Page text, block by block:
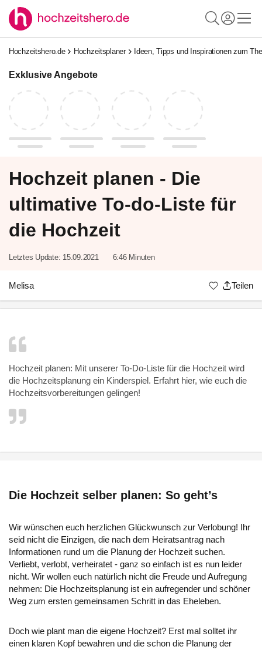
Hochzeitshero.de Hochzeitsplaner Ideen, Tipps und Inspirationen zum
Exklusive Angebote
Hochzeit planen - Die
ultimative To-do-Liste für
die Hochzeit
Letztes Update: 15.09.2021 6:46 Minuten
Melisa Teilen
Hochzeit planen: Mit unserer To-Do-Liste für die Hochzeit wird
die Hochzeitsplanung ein Kinderspiel. Erfahrt hier, wie euch die
Hochzeitsvorbereitungen gelingen!
Die Hochzeit selber planen: So geht’s
Wir wünschen euch herzlichen Glückwunsch zur Verlobung! Ihr
seid nicht die Einzigen, die nach dem Heiratsantrag nach
Informationen rund um die Planung der Hochzeit suchen.
Verliebt, verlobt, verheiratet - ganz so einfach ist es nun leider
nicht. Wir wollen euch natürlich nicht die Freude und Aufregung
nehmen: Die Hochzeitsplanung ist ein aufregender und schöner
Weg zum ersten gemeinsamen Schritt in das Eheleben.
Doch wie plant man die eigene Hochzeit? Erst mal solltet ihr
einen klaren Kopf bewahren und die schon die Planung der